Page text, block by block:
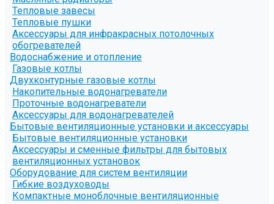
Тепловые завесы
Тепловые пушки
Аксессуары для инфракрасных потолочных
обогревателей
Водоснабжение и отопление
Газовые котлы
Двухконтурные газовые котлы
Накопительные водонагреватели
Проточные водонагреватели
Аксессуары для водонагревателей
Бытовые вентиляционные установки и аксессуары
Бытовые вентиляционные установки
Аксессуары и сменные фильтры для бытовых
вентиляционных установок
Оборудование для систем вентиляции
Гибкие воздуховоды
Компактные моноблочные вентиляционные